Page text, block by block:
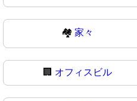
🏘家々
🏢 オフィスビル